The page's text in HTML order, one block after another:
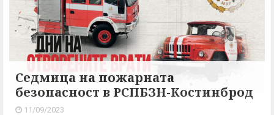
Седмица на пожарната
безопасност в РСПБЗН-Костинброд
11/09/2023